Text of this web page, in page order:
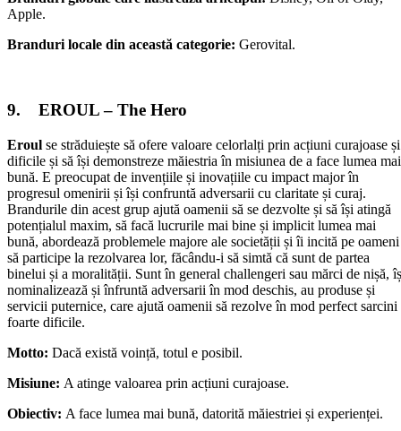
Apple.
Branduri locale din această categorie: Gerovital.
9. EROUL – The Hero
Eroul se străduiește să ofere valoare celorlalți prin acțiuni curajoase și
dificile și să își demonstreze măiestria în misiunea de a face lumea mai
bună. E preocupat de invențiile și inovațiile cu impact major în
progresul omenirii și își confruntă adversarii cu claritate și curaj.
Brandurile din acest grup ajută oamenii să se dezvolte și să își atingă
potențialul maxim, să facă lucrurile mai bine și implicit lumea mai
bună, abordează problemele majore ale societății și îi incită pe oameni
să participe la rezolvarea lor, făcându-i să simtă că sunt de partea
binelui și a moralității. Sunt în general challengeri sau mărci de nișă,
nominalizează și înfruntă adversarii în mod deschis, au produse și
servicii puternice, care ajută oamenii să rezolve în mod perfect sarcini
foarte dificile.
Motto: Dacă există voință, totul e posibil.
Misiune: A atinge valoarea prin acțiuni curajoase.
Obiectiv: A face lumea mai bună, datorită măiestriei și experienței.